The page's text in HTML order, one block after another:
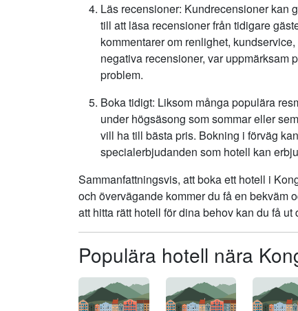
Läs recensioner: Kundrecensioner kan
till att läsa recensioner från tidigare
kommentarer om renlighet,
negativa recensioner, var uppmärksam
problem.
Boka tidigt: Liksom många populära
under högsäsong som sommar eller
vill ha till bästa pris. Bokning i förväg
specialerbjudanden som hotell kan
Sammanfattningsvis, att boka ett hotell i
och övervägande kommer du få en bekväm
att hitta rätt hotell för dina behov kan du få
Populära hotell nära